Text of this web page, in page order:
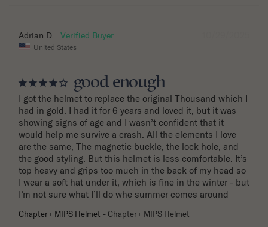
Adrian D.
United States
good enough
I got the helmet to replace the original Thousand which I
had in gold. I had it for 6 years and loved it, but it was
showing signs of age and I wasn’t confident that it
would help me survive a crash. All the elements I love
are the same, The magnetic buckle, the lock hole, and
the good styling. But this helmet is less comfortable. It’s
top heavy and grips too much in the back of my head so
I wear a soft hat under it, which is fine in the winter - but
I’m not sure what I’ll do whe summer comes around
Chapter+ MIPS Helmet Chapter+ MIPS Helmet